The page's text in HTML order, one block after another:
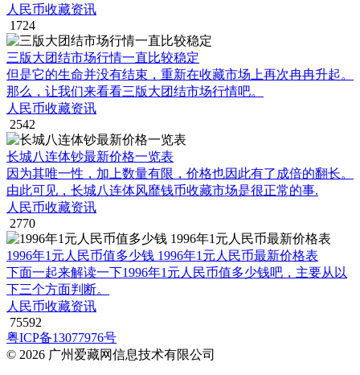
人民币收藏资讯
1724
三版大团结市场行情一直比较稳定
但是它的生命并没有结束，重新在收藏市场上再次冉冉升起。
那么，让我们来看看三版大团结市场行情吧。
人民币收藏资讯
2542
长城八连体钞最新价格一览表
因为其唯一性，加上数量有限，价格也因此有了成倍的翻长。
由此可见，长城八连体风靡钱币收藏市场是很正常的事.
人民币收藏资讯
2770
1996年1元人民币值多少钱 1996年1元人民币最新价格表
下面一起来解读一下1996年1元人民币值多少钱吧，主要从以
下三个方面判断。
人民币收藏资讯
75592
粤ICP备13077976号
© 2026 广州爱藏网信息技术有限公司